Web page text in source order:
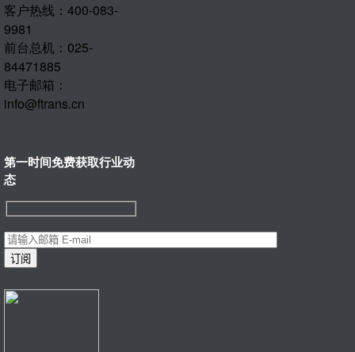
客户热线：400-083-
9981
前台总机：025-
84471885
电子邮箱：
info@ftrans.cn
第一时间免费获取行业动
态